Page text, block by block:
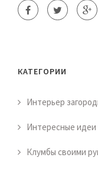
КАТЕГОРИИ
Интерьер
Интересные идеи
Клумбы своими